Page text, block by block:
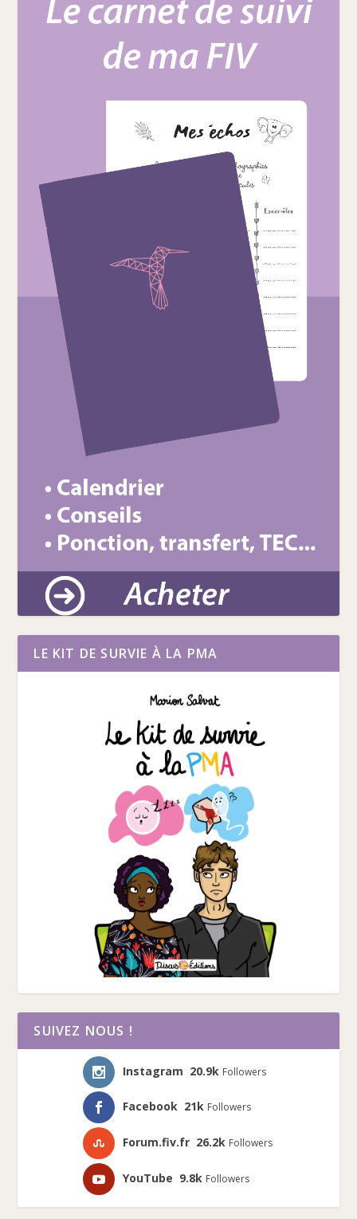
LE KIT DE SURVIE À LA PMA
SUIVEZ NOUS !
Instagram 20.9k Followers
Facebook 21k Followers
Forum.fiv.fr 26.2k Followers
YouTube 9.8k Followers